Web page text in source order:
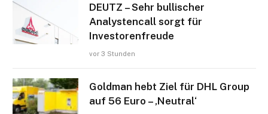
DEUTZ – Sehr bullischer
Analystencall sorgt für
Investorenfreude
vor 3 Stunden
Goldman hebt Ziel für DHL Group
auf 56 Euro – ‚Neutral‘